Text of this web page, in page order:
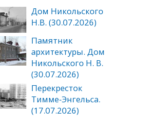
Дом Никольского
Н.В. (30.07.2026)
Памятник
архитектуры. Дом
Никольского Н. В.
(30.07.2026)
Перекресток
Тимме-Энгельса.
(17.07.2026)